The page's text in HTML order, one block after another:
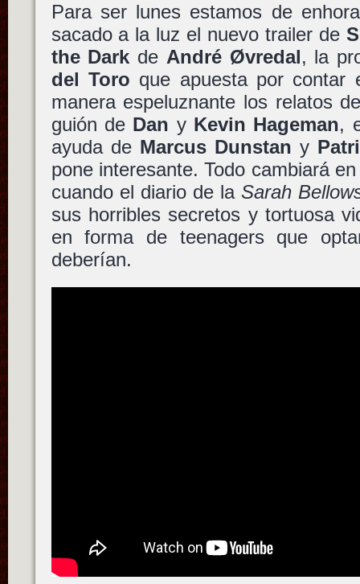
Para ser lunes estamos de
sacado a la luz el nuevo trailer de
the Dark de André Øvredal, la
del Toro que apuesta por
manera espeluznante los relatos
guión de Dan y Kevin Hageman,
ayuda de Marcus Dunstan y
pone interesante. Todo cambiará
cuando el diario de la Sarah
sus horribles secretos y tortuosa
en forma de teenagers que
deberían.